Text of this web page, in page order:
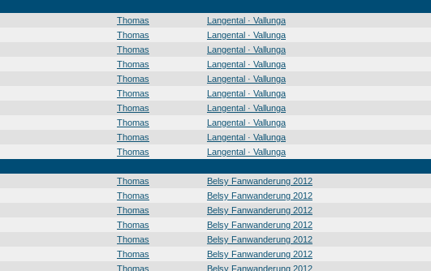
Thomas Langental · Vallunga
Thomas Langental · Vallunga
Thomas Langental · Vallunga
Thomas Langental · Vallunga
Thomas Langental · Vallunga
Thomas Langental · Vallunga
Thomas Langental · Vallunga
Thomas Langental · Vallunga
Thomas Langental · Vallunga
Thomas Langental · Vallunga
Thomas Belsy Fanwanderung 2012
Thomas Belsy Fanwanderung 2012
Thomas Belsy Fanwanderung 2012
Thomas Belsy Fanwanderung 2012
Thomas Belsy Fanwanderung 2012
Thomas Belsy Fanwanderung 2012
Thomas Belsy Fanwanderung 2012